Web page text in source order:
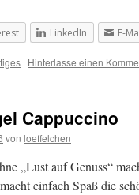
LinkedIn E-
| Hinterlasse einen
Cappuccino
von loeffelchen
„Lust auf Genuss“
einfach Spaß die